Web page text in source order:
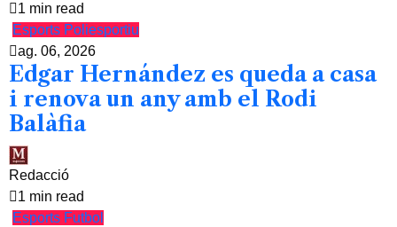
1 min read
Esports Poliesportiu
ag. 06, 2026
Edgar Hernández es queda a casa
i renova un any amb el Rodi
Balàfia
Redacció
1 min read
Esports Futbol